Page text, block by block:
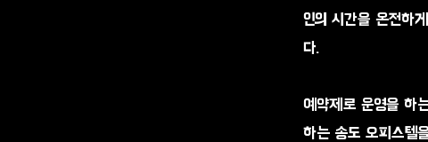
인의 시간을 온전하
다.
예약제로 운영을 하
하는 송도 오피스텔